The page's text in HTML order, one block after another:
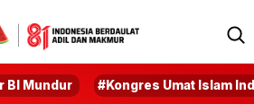
BI Mundur #Kongres Umat Islam